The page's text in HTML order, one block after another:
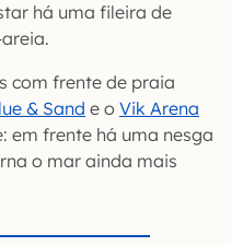
há uma fileira de
com frente de praia
& Sand e o Vik Arena
em frente há uma nesga
o mar ainda mais